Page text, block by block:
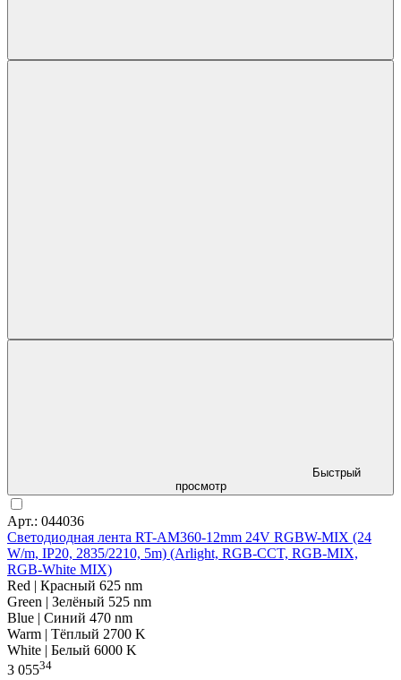
Быстрый
просмотр
Арт.: 044036
Светодиодная лента RT-AM360-12mm 24V RGBW-MIX (24
W/m, IP20, 2835/2210, 5m) (Arlight, RGB-CCT, RGB-MIX,
RGB-White MIX)
Red | Красный 625 nm
Green | Зелёный 525 nm
Blue | Синий 470 nm
Warm | Тёплый 2700 K
White | Белый 6000 K
3 05534